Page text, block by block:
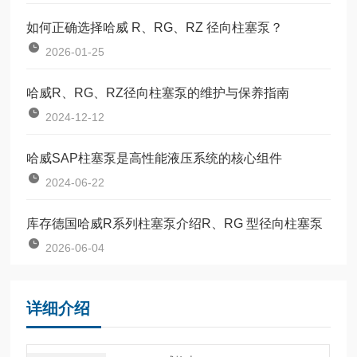
如何正确选择哈威 R、RG、RZ 径向柱塞泵？
2026-01-25
哈威R、RG、RZ径向柱塞泵的维护与保养指南
2024-12-12
哈威SAP柱塞泵是高性能液压系统的核心组件
2024-06-22
库存德国哈威R系列柱塞泵介绍R、RG 型径向柱塞泵
2026-06-04
详细介绍